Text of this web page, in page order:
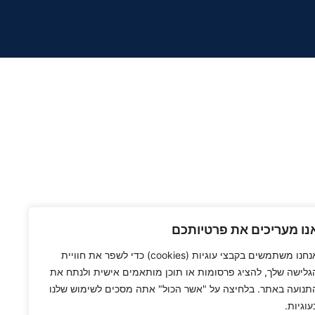
מעריכים את פרטיותכם
אנחנו משתמשים בקבצי עוגיות (cookies) כדי לשפר את חוויית
שלך, להציג פרסומות או תוכן מותאמים אישית ולנתח את
באתר. בלחיצה על "אשר הכול" אתה מסכים לשימוש שלנו